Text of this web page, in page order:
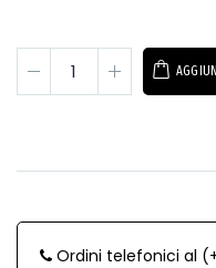
Ordini telefonici al